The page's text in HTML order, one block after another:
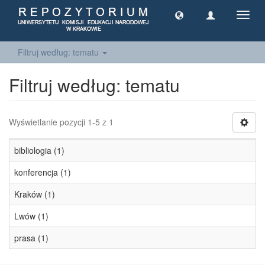
Filtruj według: tematu
Filtruj według: tematu
Wyświetlanie pozycji 1-5 z 1
bibliologia (1)
konferencja (1)
Kraków (1)
Lwów (1)
prasa (1)